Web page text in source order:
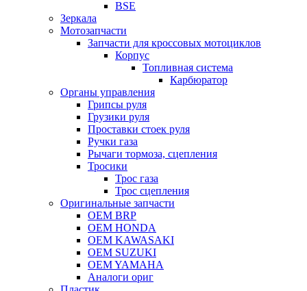
BSE
Зеркала
Мотозапчасти
Запчасти для кроссовых мотоциклов
Корпус
Топливная система
Карбюратор
Органы управления
Грипсы руля
Грузики руля
Проставки стоек руля
Ручки газа
Рычаги тормоза, сцепления
Тросики
Трос газа
Трос сцепления
Оригинальные запчасти
OEM BRP
OEM HONDA
OEM KAWASAKI
OEM SUZUKI
OEM YAMAHA
Аналоги ориг